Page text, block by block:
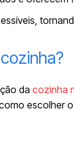
da cozinha
escolher